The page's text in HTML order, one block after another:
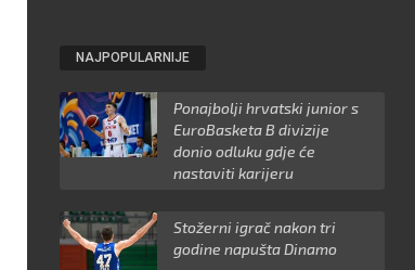
NAJPOPULARNIJE
Ponajbolji hrvatski junior s
EuroBasketa B divizije
donio odluku gdje će
nastaviti karijeru
Stožerni igrač nakon tri
godine napušta Dinamo